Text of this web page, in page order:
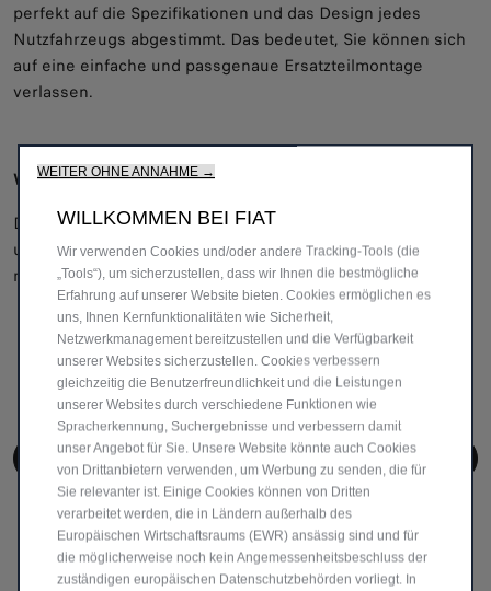
perfekt auf die Spezifikationen und das Design jedes
Nutzfahrzeugs abgestimmt. Das bedeutet, Sie können sich
auf eine einfache und passgenaue Ersatzteilmontage
verlassen.
Weltweite Verfügbarkeit
Die originalen Fiat Professional Teile von MOPAR sind in
unserem gesamten Netzwerk verfügbar – weltweit und
mindestens 10 Jahre nach dem letzten Modellstart.
KONTAKTIEREN SIE IHRE WERKSTATT
WEITER OHNE ANNAHME →
WILLKOMMEN BEI FIAT
Wir verwenden Cookies und/oder andere Tracking-Tools (die
„Tools“), um sicherzustellen, dass wir Ihnen die bestmögliche
Erfahrung auf unserer Website bieten. Cookies ermöglichen es
uns, Ihnen Kernfunktionalitäten wie Sicherheit,
Netzwerkmanagement bereitzustellen und die Verfügbarkeit
unserer Websites sicherzustellen. Cookies verbessern
gleichzeitig die Benutzerfreundlichkeit und die Leistungen
unserer Websites durch verschiedene Funktionen wie
Spracherkennung, Suchergebnisse und verbessern damit
unser Angebot für Sie. Unsere Website könnte auch Cookies
von Drittanbietern verwenden, um Werbung zu senden, die für
Sie relevanter ist. Einige Cookies können von Dritten
verarbeitet werden, die in Ländern außerhalb des
Europäischen Wirtschaftsraums (EWR) ansässig sind und für
die möglicherweise noch kein Angemessenheitsbeschluss der
zuständigen europäischen Datenschutzbehörden vorliegt. In